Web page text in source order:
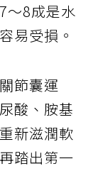
～8成是水
易受損。
節囊運
酸、胺基
新滋潤軟
踏出第一